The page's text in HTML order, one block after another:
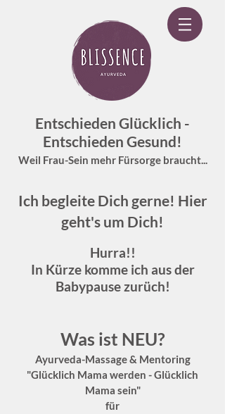
Entschieden Glücklich -
Entschieden Gesund!
Weil Frau-Sein mehr Fürsorge braucht...
Ich begleite Dich gerne! Hier
geht's um Dich!
Hurra!!
In Kürze komme ich aus der
Babypause zurüch!
Was ist NEU?
Ayurveda-Massage & Mentoring
"Glücklich Mama werden - Glücklich
Mama sein"
für